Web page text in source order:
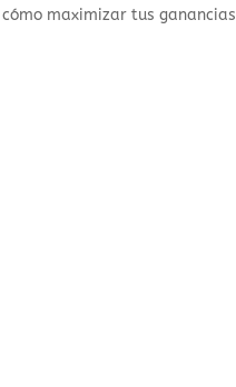
cómo maximizar tus ganancias